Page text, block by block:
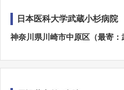
日本医科大学武蔵小杉病院
神奈川県川崎市中原区（最寄